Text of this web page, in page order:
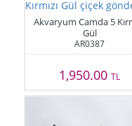
Akvaryum Camda 5
Gül
AR0387
1,950.00TL